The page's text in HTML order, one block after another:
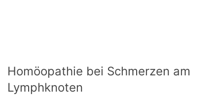
Homöopathie bei Schmerzen am
Lymphknoten